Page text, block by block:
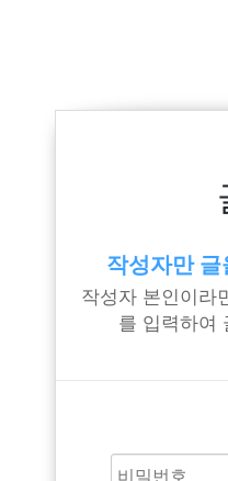
작성자만
작성자 본인이라
를 입력하여